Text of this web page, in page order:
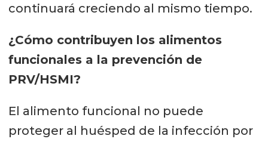
continuará creciendo al mismo tiempo.
¿Cómo contribuyen los alimentos
funcionales a la prevención de
PRV/HSMI?
El alimento funcional no puede
proteger al huésped de la infección por